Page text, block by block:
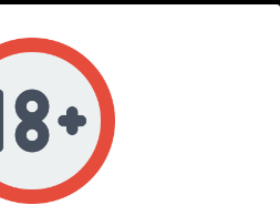
- A LA MEDIDA
sin nicotina , Jiraya
Añade un booster para obtener unos
en un recipiente adecuado. Gracias a